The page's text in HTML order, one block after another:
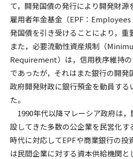
て，開発国債の発行により開発財
雇用者年金基金（EPF：
発国債を引き受けることにより，重
また，必要流動性資産規制（
Requirement）は，信用秩序維持
であったが，それはまた銀行の開発
政府開発財政に銀行預金を動員する
た。
1990年代以降マレーシア政府は
設してきた多数の公企業を民営化す
時代に対応してEPFや商業銀行の投
は民間企業に対する資本供給機関